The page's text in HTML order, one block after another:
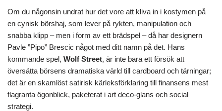
Om du någonsin undrat hur det vore att kliva in i kostymen på
en cynisk börshaj, som lever på rykten, manipulation och
snabba klipp – men i form av ett brädspel – då har designern
Pavle ”Pipo” Brescic något med ditt namn på det. Hans
kommande spel, Wolf Street, är inte bara ett försök att
översätta börsens dramatiska värld till cardboard och tärningar;
det är en skamlöst satirisk kärleksförklaring till finansens mest
flagranta ögonblick, paketerat i art deco-glans och social
strategi.